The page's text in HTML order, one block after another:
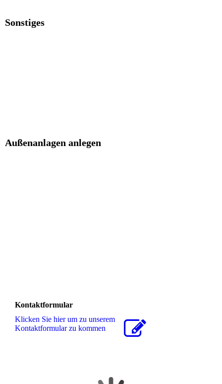
Sonstiges
Außenanlagen anlegen
Kontaktformular
Klicken Sie hier um zu unserem
Kon­takt­for­mu­lar zu kommen